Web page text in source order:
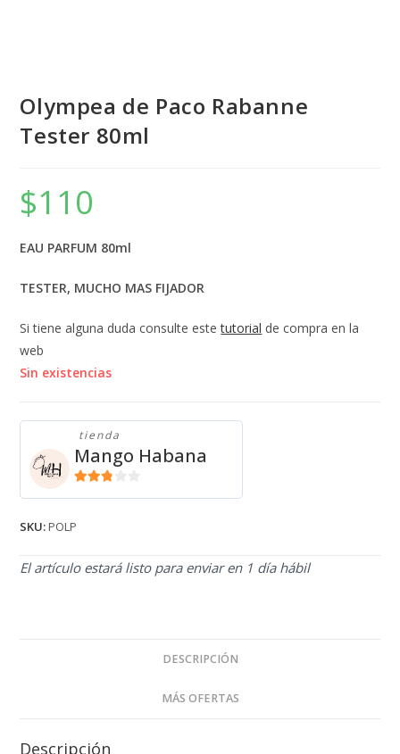
Olympea de Paco Rabanne
Tester 80ml
$110
EAU PARFUM 80ml
TESTER, MUCHO MAS FIJADOR
Si tiene alguna duda consulte estetutorial de compra en la
web
Sin existencias
tienda
Mango Habana
SKU:POLP
El artículo estará listo para enviar en 1 día hábil
DESCRIPCIÓN
MÁS OFERTAS
Descripción